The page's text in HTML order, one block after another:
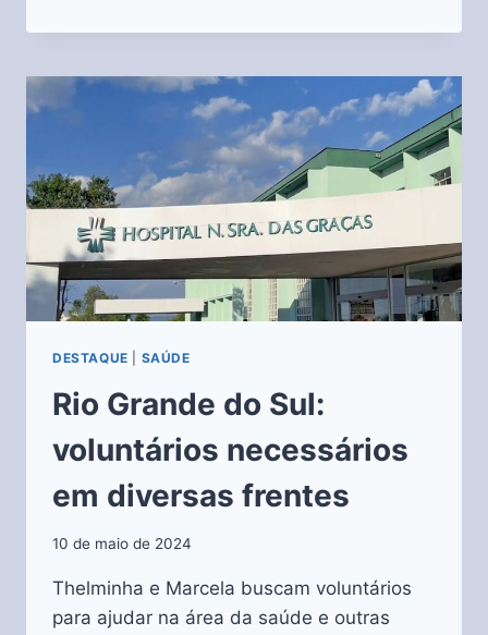
DESTAQUE SAÚDE
Rio Grande do Sul:
voluntários necessários
em diversas frentes
10 de maio de 2024
Thelminha e Marcela buscam voluntários
para ajudar na área da saúde e outras